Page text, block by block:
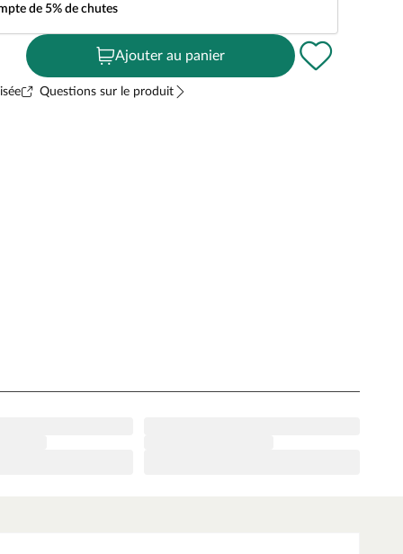
de 5% de chutes
Ajouter au panier
Questions sur le produit